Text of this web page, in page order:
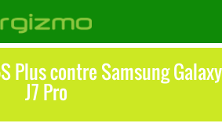
Plus contre Samsung Galaxy
J7 Pro